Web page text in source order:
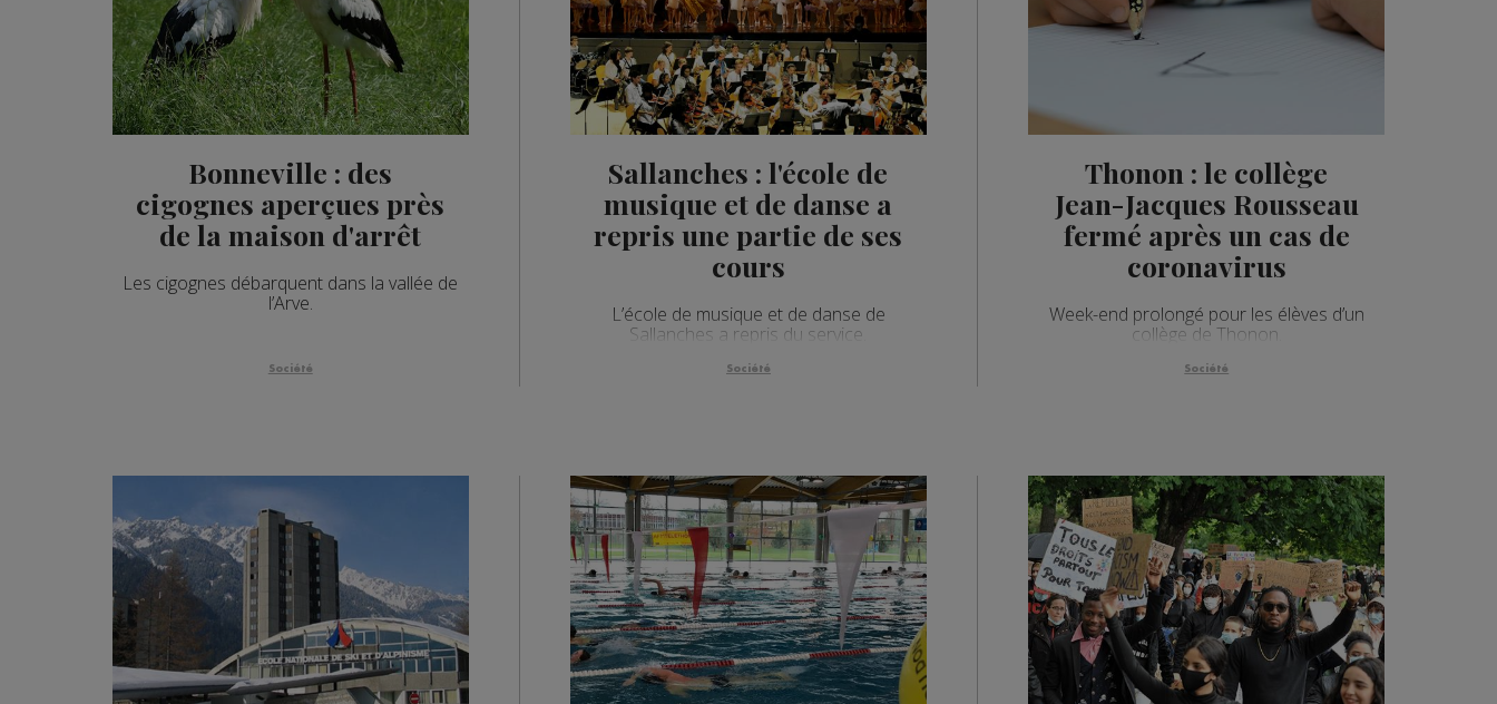
Bonneville : des
cigognes aperçues près
de la maison d'arrêt
Les cigognes débarquent dans la vallée de
l’Arve.
Société
Sallanches : l'école de
musique et de danse a
repris une partie de ses
cours
L’école de musique et de danse de
Sallanches a repris du service.
Société
Thonon : le collège
Jean-Jacques Rousseau
fermé après un cas de
coronavirus
Week-end prolongé pour les élèves d’un
collège de Thonon.
Société